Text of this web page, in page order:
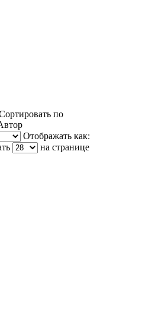
по
Отображать как:
на странице